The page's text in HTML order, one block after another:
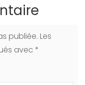
publiée. Les
avec *